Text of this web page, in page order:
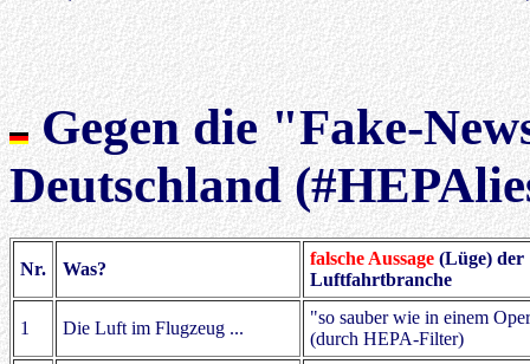
Gegen die "Fake-
Deutschland
Nr. Was?
falsche Aussage (Lüge) der
Luftfahrtbranche
1 Die Luft im Flugzeug ...
"so sauber wie in einem
(durch HEPA-Filter)